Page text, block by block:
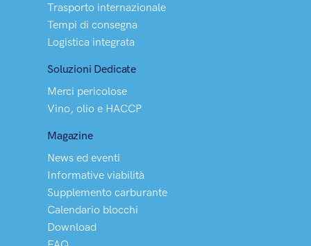
Trasporto internazionale
Tempi di consegna
Logistica integrata
Soluzioni Dedicate
Merci pericolose
Vino, olio e HACCP
Magazine
News ed eventi
Informative viabilità
Supplemento carburante
Calendario blocchi
Download